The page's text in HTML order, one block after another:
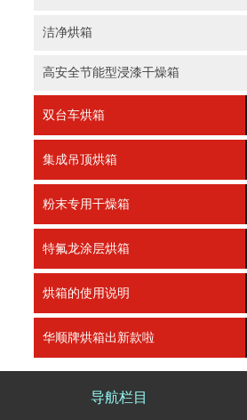
洁净烘箱
高安全节能型浸漆干燥箱
双台车烘箱
集成吊顶烘箱
粉末专用干燥箱
特氟龙涂层烘箱
烘箱的使用说明
华顺牌烘箱出新款啦
导航栏目